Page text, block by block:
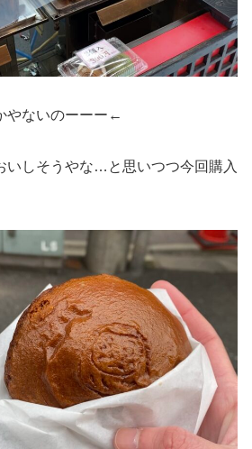
やないのーーー←
いしそうやな…と思いつつ今回購入